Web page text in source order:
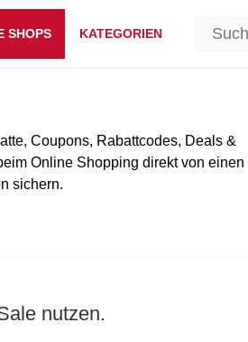
SHOPS KATEGORIEN
Coupons, Rabattcodes, Deals &
Online Shopping direkt von einen
sichern.
nutzen.